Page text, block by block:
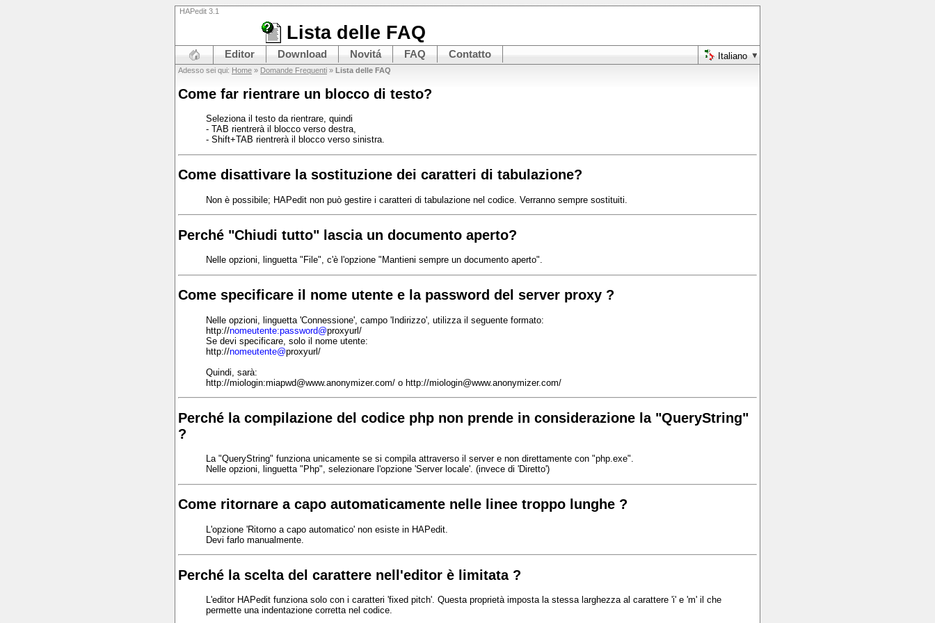
HAPedit 3.1
Lista delle FAQ
Italiano
Editor Download Novitá FAQ Contatto
Adesso sei qui: Home » Domande Frequenti » Lista delle FAQ
Come far rientrare un blocco di testo?
Seleziona il testo da rientrare, quindi
- TAB rientrerà il blocco verso destra,
- Shift+TAB rientrerà il blocco verso sinistra.
Come disattivare la sostituzione dei caratteri di tabulazione?
Non è possibile; HAPedit non può gestire i caratteri di tabulazione nel codice. Verranno sempre sostituiti.
Perché "Chiudi tutto" lascia un documento aperto?
Nelle opzioni, linguetta "File", c'è l'opzione "Mantieni sempre un documento aperto".
Come specificare il nome utente e la password del server proxy ?
Nelle opzioni, linguetta 'Connessione', campo 'Indirizzo', utilizza il seguente formato:
http://nomeutente:password@proxyurl/
Se devi specificare, solo il nome utente:
http://nomeutente@proxyurl/
Quindi, sarà:
http://miologin:miapwd@www.anonymizer.com/ o http://miologin@www.anonymizer.com/
Perché la compilazione del codice php non prende in considerazione la "QueryString"
?
La "QueryString" funziona unicamente se si compila attraverso il server e non direttamente con "php.exe".
Nelle opzioni, linguetta "Php", selezionare l'opzione 'Server locale'. (invece di 'Diretto')
Come ritornare a capo automaticamente nelle linee troppo lunghe ?
L'opzione 'Ritorno a capo automatico' non esiste in HAPedit.
Devi farlo manualmente.
Perché la scelta del carattere nell'editor è limitata ?
L'editor HAPedit funziona solo con i caratteri 'fixed pitch'. Questa proprietà imposta la stessa larghezza al carattere 'i' e 'm' il che
permette una indentazione corretta nel codice.